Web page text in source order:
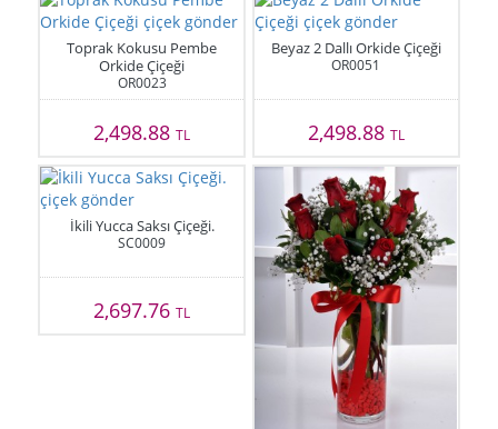
Toprak Kokusu Pembe
Orkide Çiçeği
OR0023
2,498.88TL
Beyaz 2 Dallı Orkide Çiçeği
OR0051
2,498.88 TL
İkili Yucca Saksı Çiçeği.
SC0009
2,697.76TL